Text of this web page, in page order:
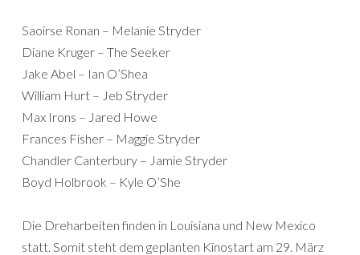
Saoirse Ronan – Melanie Stryder
Diane Kruger – The Seeker
Jake Abel – Ian O’Shea
William Hurt – Jeb Stryder
Max Irons – Jared Howe
Frances Fisher – Maggie Stryder
Chandler Canterbury – Jamie Stryder
Boyd Holbrook – Kyle O’She
Die Dreharbeiten finden in Louisiana und New Mexico
statt. Somit steht dem geplanten Kinostart am 29. März